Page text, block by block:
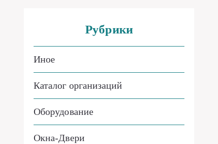
Рубрики
Иное
Каталог организаций
Оборудование
Окна-Двери